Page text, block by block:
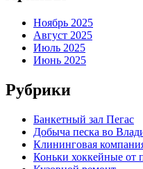
Ноябрь 2025
Август 2025
Июль 2025
Июнь 2025
Рубрики
Банкетный зал Пегас
Добыча песка во
Клининговая
Коньки хоккейные от